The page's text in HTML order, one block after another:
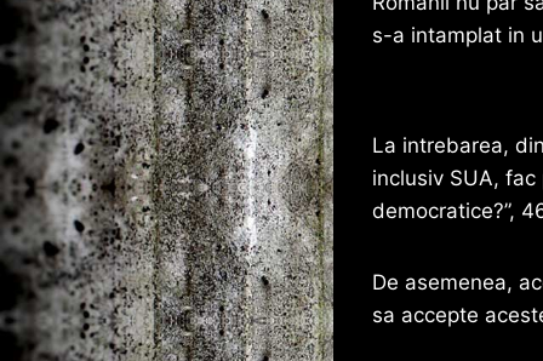
s-a intamplat in
La intrebarea,
inclusiv SUA,
democratice?”,
De asemenea,
sa accepte